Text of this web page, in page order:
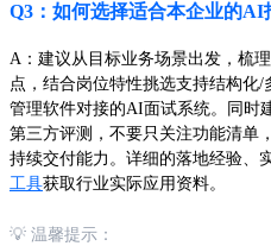
Q3：如何选择适合本企业的AI
A：建议从目标业务场景出发，梳
点，结合岗位特性挑选支持结构化
管理软件对接的AI面试系统。同时
第三方评测，不要只关注功能清单
持续交付能力。详细的落地经验、
工具获取行业实际应用资料。
💡 温馨提示：